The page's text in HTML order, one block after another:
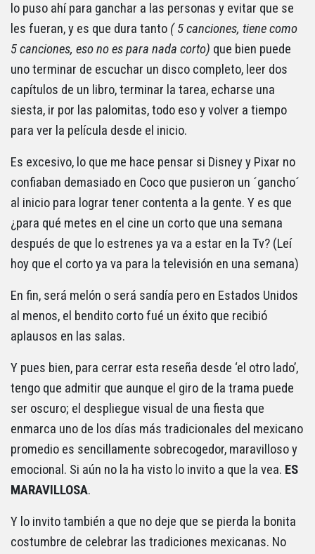
lo puso ahí para ganchar a las personas y evitar que se
les fueran, y es que dura tanto ( 5 canciones, tiene como
5 canciones, eso no es para nada corto) que bien puede
uno terminar de escuchar un disco completo, leer dos
capítulos de un libro, terminar la tarea, echarse una
siesta, ir por las palomitas, todo eso y volver a tiempo
para ver la película desde el inicio.
Es excesivo, lo que me hace pensar si Disney y Pixar no
confiaban demasiado en Coco que pusieron un ´gancho´
al inicio para lograr tener contenta a la gente. Y es que
¿para qué metes en el cine un corto que una semana
después de que lo estrenes ya va a estar en la Tv? (Leí
hoy que el corto ya va para la televisión en una semana)
En fin, será melón o será sandía pero en Estados Unidos
al menos, el bendito corto fué un éxito que recibió
aplausos en las salas.
Y pues bien, para cerrar esta reseña desde ‘el otro lado’,
tengo que admitir que aunque el giro de la trama puede
ser oscuro; el despliegue visual de una fiesta que
enmarca uno de los días más tradicionales del mexicano
promedio es sencillamente sobrecogedor, maravilloso y
emocional. Si aún no la ha visto lo invito a que la vea. ES
MARAVILLOSA.
Y lo invito también a que no deje que se pierda la bonita
costumbre de celebrar las tradiciones mexicanas. No